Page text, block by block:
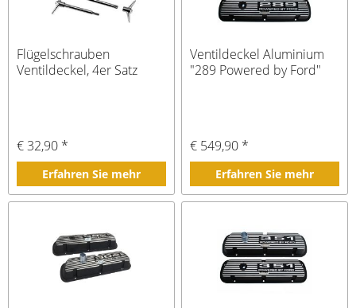
Flügelschrauben
Ventildeckel, 4er Satz
€ 32,90 *
Erfahren Sie mehr
Ventildeckel Aluminium
"289 Powered by Ford"
€ 549,90 *
Erfahren Sie mehr